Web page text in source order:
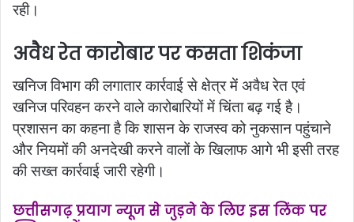
रही।
अवैध रेत कारोबार पर कसता शिकंजा
खनिज विभाग की लगातार कार्रवाई से क्षेत्र में अवैध रेत एवं
खनिज परिवहन करने वाले कारोबारियों में चिंता बढ़ गई है।
प्रशासन का कहना है कि शासन के राजस्व को नुकसान पहुंचाने
और नियमों की अनदेखी करने वालों के खिलाफ आगे भी इसी तरह
की सख्त कार्रवाई जारी रहेगी।
छत्तीसगढ़ प्रयाग न्यूज से जुड़ने के लिए इस लिंक पर